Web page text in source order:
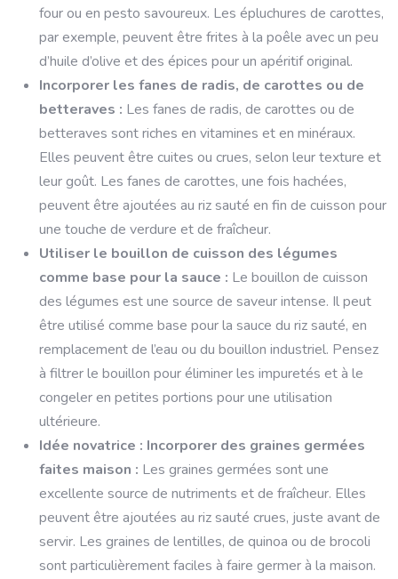
four ou en pesto savoureux. Les épluchures de carottes,
par exemple, peuvent être frites à la poêle avec un peu
d’huile d’olive et des épices pour un apéritif original.
Incorporer les fanes de radis, de carottes ou de
betteraves : Les fanes de radis, de carottes ou de
betteraves sont riches en vitamines et en minéraux.
Elles peuvent être cuites ou crues, selon leur texture et
leur goût. Les fanes de carottes, une fois hachées,
peuvent être ajoutées au riz sauté en fin de cuisson pour
une touche de verdure et de fraîcheur.
Utiliser le bouillon de cuisson des légumes
comme base pour la sauce : Le bouillon de cuisson
des légumes est une source de saveur intense. Il peut
être utilisé comme base pour la sauce du riz sauté, en
remplacement de l’eau ou du bouillon industriel. Pensez
à filtrer le bouillon pour éliminer les impuretés et à le
congeler en petites portions pour une utilisation
ultérieure.
Idée novatrice : Incorporer des graines germées
faites maison : Les graines germées sont une
excellente source de nutriments et de fraîcheur. Elles
peuvent être ajoutées au riz sauté crues, juste avant de
servir. Les graines de lentilles, de quinoa ou de brocoli
sont particulièrement faciles à faire germer à la maison.